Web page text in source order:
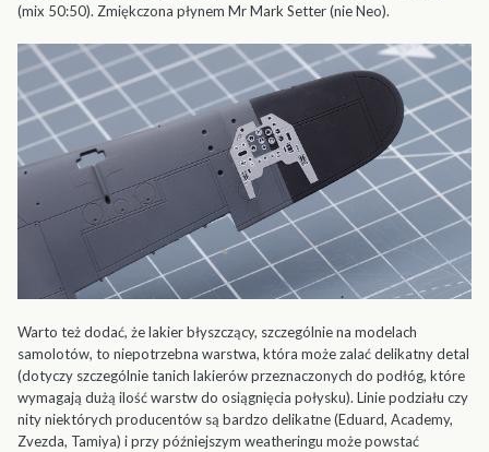
(mix 50:50). Zmiękczona płynem Mr Mark Setter (nie Neo).
Warto też dodać, że lakier błyszczący, szczególnie na modelach
samolotów, to niepotrzebna warstwa, która może zalać delikatny detal
(dotyczy szczególnie tanich lakierów przeznaczonych do podłóg, które
wymagają dużą ilość warstw do osiągnięcia połysku). Linie podziału czy
nity niektórych producentów są bardzo delikatne (Eduard, Academy,
Zvezda, Tamiya) i przy późniejszym weatheringu może powstać